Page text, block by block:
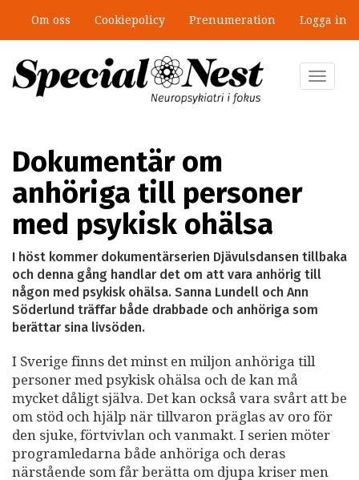
huvudinnehåll
Om oss Cookiepolicy Prenumeration Logga in
Toggle
Dokumentär om
anhöriga till personer
med psykisk ohälsa
I höst kommer dokumentärserien Djävulsdansen tillbaka
och denna gång handlar det om att vara anhörig till
någon med psykisk ohälsa. Sanna Lundell och Ann
Söderlund träffar både drabbade och anhöriga som
berättar sina livsöden.
I Sverige finns det minst en miljon anhöriga till
personer med psykisk ohälsa och de kan må
mycket dåligt själva. Det kan också vara svårt att be
om stöd och hjälp när tillvaron präglas av oro för
den sjuke, förtvivlan och vanmakt. I serien möter
programledarna både anhöriga och deras
närstående som får berätta om djupa kriser men
”Jobbet gick bra – just därför togs
stödet bort”